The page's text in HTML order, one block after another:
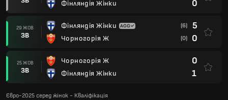
Фінляндія Жінки
0
29 ЖОВ
ЗВ
Фінляндія Жінки
Чорногорія Ж
(6) 5
(0) 0
25 ЖОВ
ЗВ
Чорногорія Ж
Фінляндія Жінки
0
1
Євро-2025 серед жінок - Кваліфікація